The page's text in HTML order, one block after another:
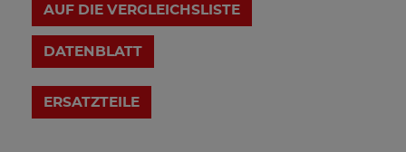
AUF DIE VERGLEICHSLISTE
DATENBLATT